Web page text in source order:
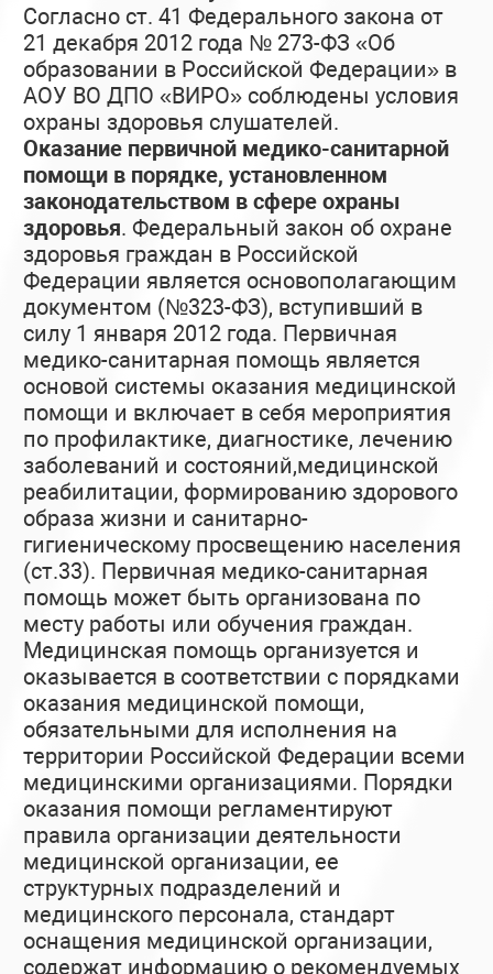
Согласно ст. 41 Федерального закона от
21 декабря 2012 года № 273-ФЗ «Об
образовании в Российской Федерации» в
АОУ ВО ДПО «ВИРО» соблюдены условия
охраны здоровья слушателей.
Оказание первичной медико-санитарной
помощи в порядке, установленном
законодательством в сфере охраны
здоровья. Федеральный закон об охране
здоровья граждан в Российской
Федерации является основополагающим
документом (№323-ФЗ), вступивший в
силу 1 января 2012 года. Первичная
медико-санитарная помощь является
основой системы оказания медицинской
помощи и включает в себя мероприятия
по профилактике, диагностике, лечению
заболеваний и состояний,медицинской
реабилитации, формированию здорового
образа жизни и санитарно-
гигиеническому просвещению населения
(ст.33). Первичная медико-санитарная
помощь может быть организована по
месту работы или обучения граждан.
Медицинская помощь организуется и
оказывается в соответствии с порядками
оказания медицинской помощи,
обязательными для исполнения на
территории Российской Федерации всеми
медицинскими организациями. Порядки
оказания помощи регламентируют
правила организации деятельности
медицинской организации, ее
структурных подразделений и
медицинского персонала, стандарт
оснащения медицинской организации,
содержат информацию о рекомендуемых